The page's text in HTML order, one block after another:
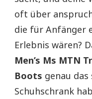
oft über
die für Anfänger
Erlebnis wären?
Men’s Ms MTN
Boots genau
Schuhschrank